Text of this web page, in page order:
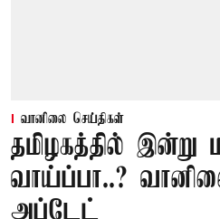
வானிலை செய்திகள்
தமிழகத்தில் இன்று
வாய்ப்பா..?
அப்டேட்